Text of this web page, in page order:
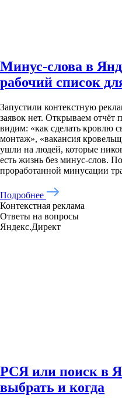
Минус-слова в
рабочий список
Запустили контекстную
заявок нет. Открываем
видим: «как сделать кровлю
монтаж», «вакансия
ушли на людей, которые
есть жизнь без минус-слов.
проработанной минусации
Подробнее
Контекстная реклама
Ответы на вопросы
Яндекс.Директ
РСЯ или поиск в
выбрать и когда
Запишитесь на
недвижимости за рубежом
admin@baikal-target.ru
Пн-Вс: 9.00-20.00
С 2019 года удалённый
отдел маркетинга по цене
маркетолога в штате